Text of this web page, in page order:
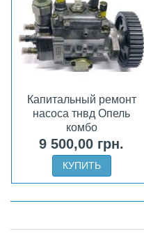
Капитальный ремонт
насоса тнвд Опель
комбо
9 500,00 грн.
КУПИТЬ